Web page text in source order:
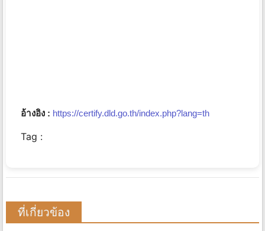
อ้างอิง : https://certify.dld.go.th/index.php?lang=th
Tag :
ที่เกี่ยวข้อง